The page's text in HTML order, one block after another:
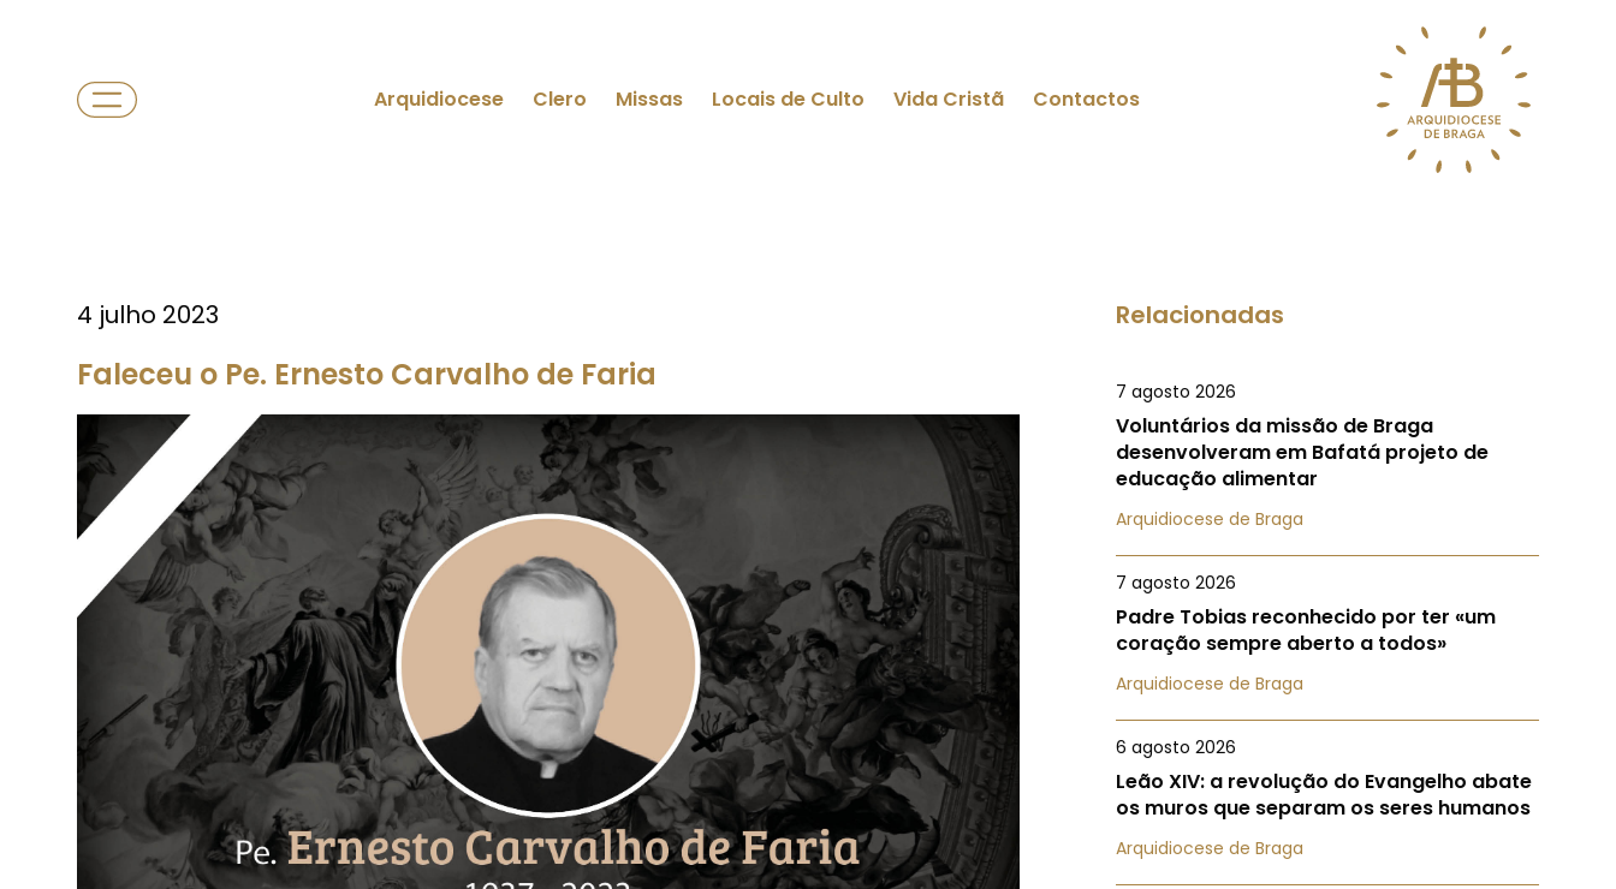
Arquidiocese Clero Missas Locais de Culto Vida Cristã Contactos
4 julho 2023
Faleceu o Pe. Ernesto Carvalho de Faria
Relacionadas
7 agosto 2026
Voluntários da missão de Braga
desenvolveram em Bafatá projeto de
educação alimentar
Arquidiocese de Braga
7 agosto 2026
Padre Tobias reconhecido por ter «um
coração sempre aberto a todos»
Arquidiocese de Braga
6 agosto 2026
Leão XIV: a revolução do Evangelho abate
os muros que separam os seres humanos
Arquidiocese de Braga